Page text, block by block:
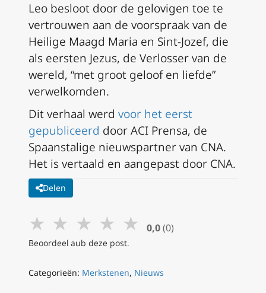
Leo besloot door de gelovigen toe te
vertrouwen aan de voorspraak van de
Heilige Maagd Maria en Sint-Jozef, die
als eersten Jezus, de Verlosser van de
wereld, “met groot geloof en liefde”
verwelkomden.
Dit verhaal werd voor het eerst
gepubliceerd door ACI Prensa, de
Spaanstalige nieuwspartner van CNA.
Het is vertaald en aangepast door CNA.
Delen
★ ★ ★ ★ ★ 0,0 (0)
Beoordeel aub deze post.
Categorieën: Merkstenen, Nieuws